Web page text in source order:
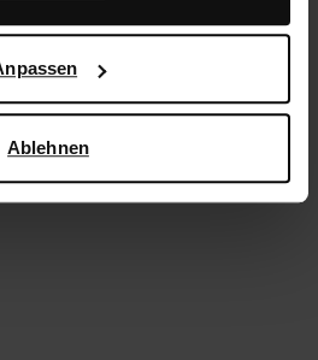
wir mit Google zu Werbe- und
personenbezogenen Daten
derSeite zur geschäftlichen
Ablehnen